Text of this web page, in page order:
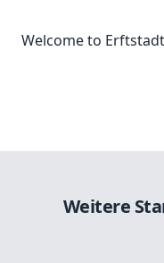
Welcome to
Weitere